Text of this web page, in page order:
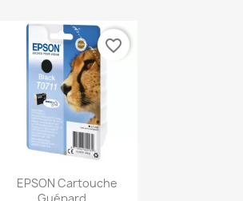
Aperçu rapide
EPSON Cartouche
Guépard...
favorite_border